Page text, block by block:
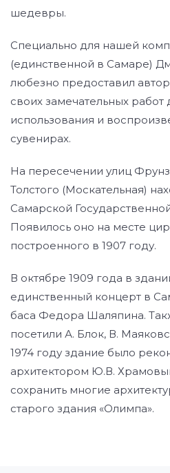
шедевры.
Специально для нашей
(единственной в Самаре)
любезно предоставил
своих замечательных работ
использования и
сувенирах.
На пересечении улиц
Толстого (Москательная)
Самарской
Появилось оно на месте
построенного в 1907 году.
В октябре 1909 года в
единственный концерт в
баса Федора Шаляпина.
посетили А. Блок, В.
1974 году здание было
архитектором Ю.В.
сохранить многие
старого здания «Олимпа».